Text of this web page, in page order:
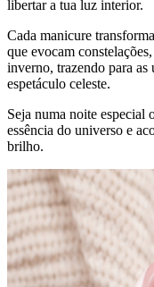
libertar a tua luz interior.
Cada manicure
que evocam
inverno, trazendo para as
espetáculo celeste.
Seja numa noite especial
essência do universo e
brilho.